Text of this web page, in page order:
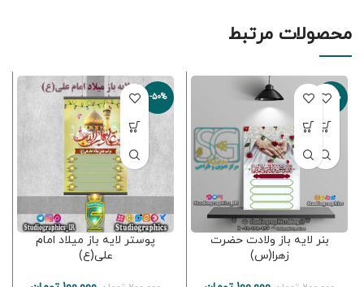
محصولات مرتبط
-50%
بنر لایه باز ولادت حضرت
زهرا(س)
-50%
پوستر لایه باز میلاد امام
علی(ع)